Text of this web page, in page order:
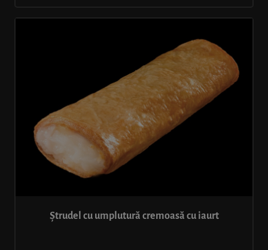
Ștrudel cu umplutură cremoasă cu iaurt